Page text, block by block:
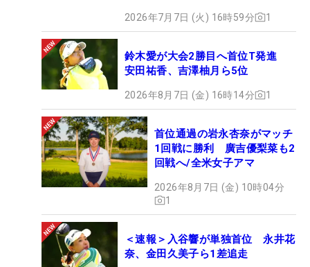
2026年7月7日 (火) 16時59分 1
鈴木愛が大会2勝目へ首位T発進
安田祐香、吉澤柚月ら5位
2026年8月7日 (金) 16時14分 1
首位通過の岩永杏奈がマッチ
1回戦に勝利 廣吉優梨菜も2
回戦へ/全米女子アマ
2026年8月7日 (金) 10時04分
1
＜速報＞入谷響が単独首位 永井花
奈、金田久美子ら1差追走